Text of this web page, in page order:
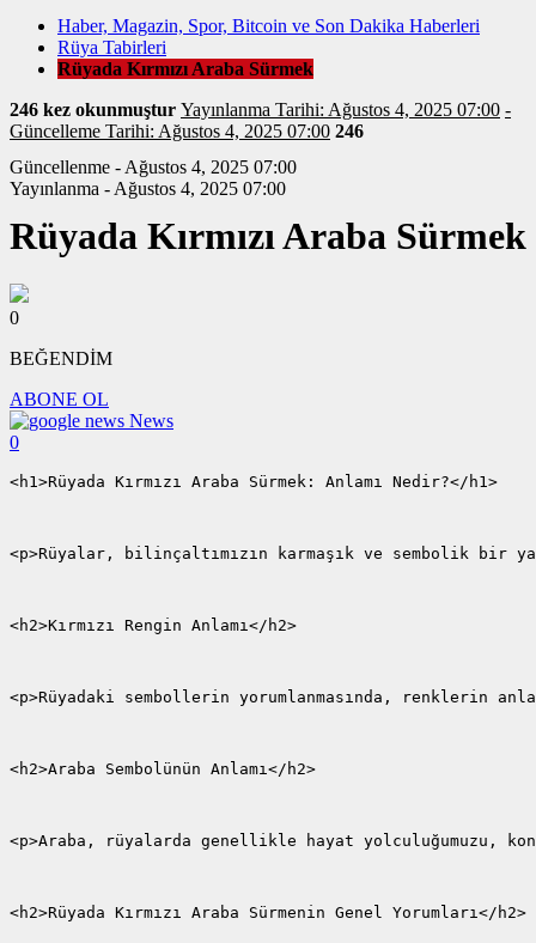
Haber, Magazin, Spor, Bitcoin ve Son Dakika Haberleri
Rüya Tabirleri
Rüyada Kırmızı Araba Sürmek
246 kez okunmuştur Yayınlanma Tarihi: Ağustos 4, 2025 07:00 -
Güncelleme Tarihi: Ağustos 4, 2025 07:00 246
Güncellenme - Ağustos 4, 2025 07:00
Yayınlanma - Ağustos 4, 2025 07:00
Rüyada Kırmızı Araba Sürmek
0
BEĞENDİM
ABONE OL
News
0
<h1>Rüyada Kırmızı Araba Sürmek: Anlamı Nedir?</h1>
<p>Rüyalar, bilinçaltımızın karmaşık ve sembolik
<h2>Kırmızı Rengin Anlamı</h2>
<p>Rüyadaki sembollerin yorumlanmasında,
<h2>Araba Sembolünün Anlamı</h2>
<p>Araba, rüyalarda genellikle hayat yolculuğumuzu,
<h2>Rüyada Kırmızı Araba Sürmenin Genel Yorumları</h2>